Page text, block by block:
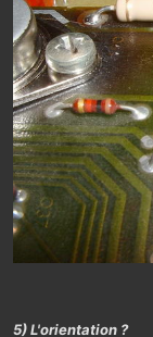
5) L'orientation ?